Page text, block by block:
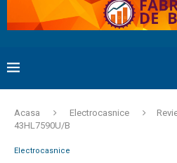
Acasa Electrocasnice
43HL7590U/B
Electrocasnice